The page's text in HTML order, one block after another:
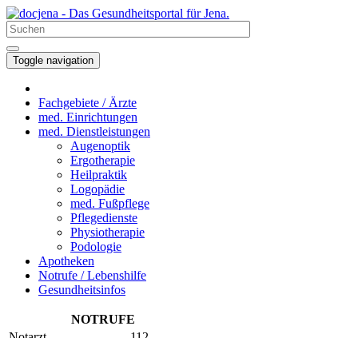
Toggle navigation
Fachgebiete / Ärzte
med. Einrichtungen
med. Dienstleistungen
Augenoptik
Ergotherapie
Heilpraktik
Logopädie
med. Fußpflege
Pflegedienste
Physiotherapie
Podologie
Apotheken
Notrufe / Lebenshilfe
Gesundheitsinfos
NOTRUFE